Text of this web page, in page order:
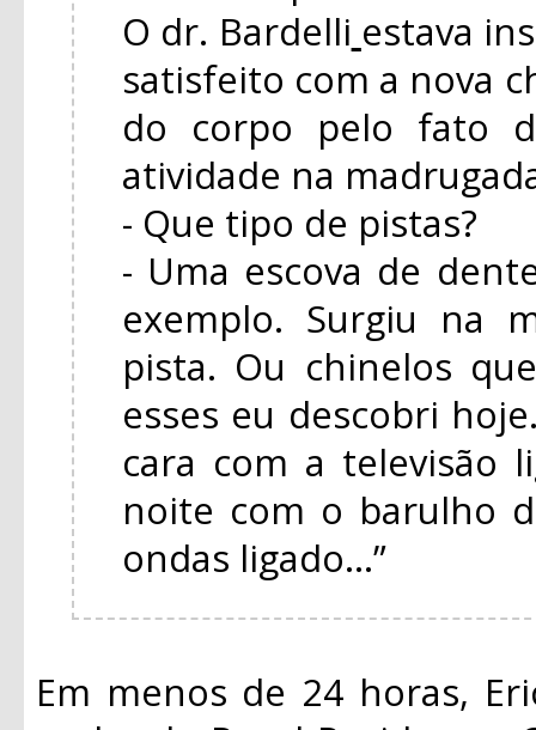
O dr. Bardelli estava
satisfeito com a nova
do corpo pelo fato
atividade na
- Que tipo de pistas?
- Uma escova de
exemplo. Surgiu na
pista. Ou chinelos
esses eu descobri
cara com a televisão
noite com o barulho
ondas ligado...”
Em menos de 24 horas,